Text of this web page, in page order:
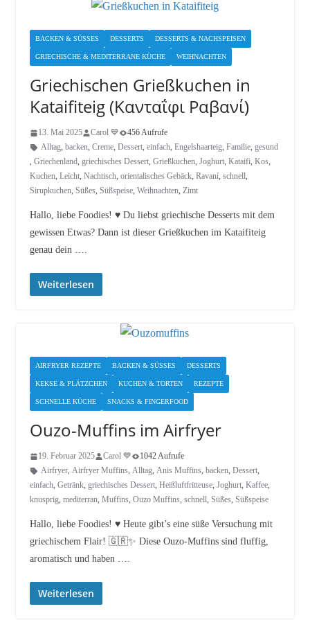
BACKEN & SÜSSES DESSERTS DESSERTS & NACHSPEISEN
GRIECHISCHE & MEDITERRANE KÜCHE WEIHNACHTEN
Griechischen Grießkuchen in
Kataifiteig (Κανταΐφι Ραβανί)
13. Mai 2025 Carol 💙
456 Aufrufe
Alltag, backen, Creme, Dessert, einfach, Engelshaarteig, Familie, gesund
, Griechenland, griechisches Dessert, Grießkuchen, Joghurt, Kataifi, Kos,
Kuchen, Leicht, Nachtisch, orientalisches Gebäck, Ravaní, schnell,
Sirupkuchen, Süßes, Süßspeise, Weihnachten, Zimt
Hallo, liebe Foodies! ♥︎ Du liebst griechische Desserts mit dem
gewissen Etwas? Dann ist dieser Grießkuchen im Kataifiteig
genau dein ….
Weiterlesen
AIRFRYER REZEPTE BACKEN & SÜSSES DESSERTS
KEKSE & PLÄTZCHEN KUCHEN & TORTEN REZEPTE
SCHNELLE KÜCHE SNACKS & FINGERFOOD
Ouzo-Muffins im Airfryer
19. Februar 2025 Carol 💙
1042 Aufrufe
Airfryer, Airfryer Muffins, Alltag, Anis Muffins, backen, Dessert,
einfach, Getränk, griechisches Dessert, Heißluftfritteuse, Joghurt, Kaffee,
knusprig, mediterran, Muffins, Ouzo Muffins, schnell, Süßes, Süßspeise
Hallo, liebe Foodies! ♥︎ Heute gibt’s eine süße Versuchung mit
griechischem Flair! 🇬🇷✨ Diese Ouzo-Muffins sind fluffig,
aromatisch und haben ….
Weiterlesen